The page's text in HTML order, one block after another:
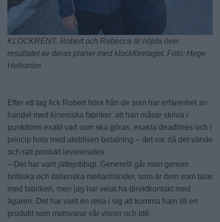
KLOCKRENT. Robert och Rebecca är nöjda över
resultatet av deras planer med klockföretaget. Foto: Hege
Hellström
Efter ett tag fick Robert höra från de som har erfarenhet av
handel med kinesiska fabriker, att han måste skriva i
punktform exakt vad som ska göras, exakta deadlines och i
princip hota med utebliven betalning – det var då det vände
och rätt produkt levererades.
– Det har varit jättejobbigt. Generellt går man genom
brittiska och italienska mellanhänder, som är dem som talar
med fabriken, men jag har velat ha direktkontakt med
ägaren. Det har varit en resa i sig att komma fram till en
produkt som motsvarar vår vision och idé.